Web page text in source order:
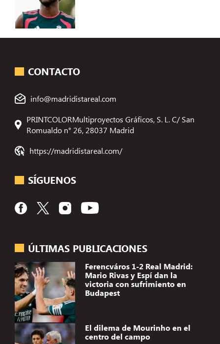
ÚLTIMAS PUBLICACIONES
Ferencváros 1-2 Real Madrid:
Mario Rivas y Espí dan la
victoria con sufrimiento en
Budapest
El dilema de Mourinho en el
centro del campo
CONTACTO
info@madridistareal.com
PRINTCOLORMultiproyectos Gráficos, S. L. C/ San
Romualdo n° 26, 28037 Madrid
https://madridistareal.com/
SÍGUENOS